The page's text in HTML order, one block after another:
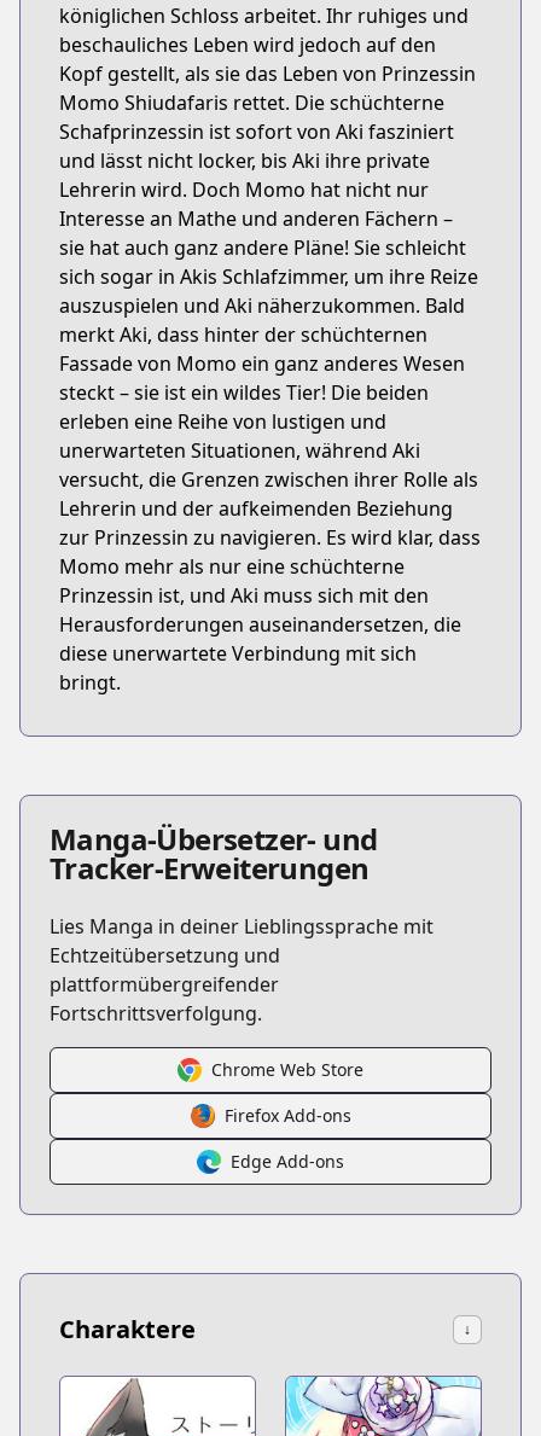
königlichen Schloss arbeitet. Ihr ruhiges und
beschauliches Leben wird jedoch auf den
Kopf gestellt, als sie das Leben von Prinzessin
Momo Shiudafaris rettet. Die schüchterne
Schafprinzessin ist sofort von Aki fasziniert
und lässt nicht locker, bis Aki ihre private
Lehrerin wird. Doch Momo hat nicht nur
Interesse an Mathe und anderen Fächern –
sie hat auch ganz andere Pläne! Sie schleicht
sich sogar in Akis Schlafzimmer, um ihre Reize
auszuspielen und Aki näherzukommen. Bald
merkt Aki, dass hinter der schüchternen
Fassade von Momo ein ganz anderes Wesen
steckt – sie ist ein wildes Tier! Die beiden
erleben eine Reihe von lustigen und
unerwarteten Situationen, während Aki
versucht, die Grenzen zwischen ihrer Rolle als
Lehrerin und der aufkeimenden Beziehung
zur Prinzessin zu navigieren. Es wird klar, dass
Momo mehr als nur eine schüchterne
Prinzessin ist, und Aki muss sich mit den
Herausforderungen auseinandersetzen, die
diese unerwartete Verbindung mit sich
bringt.
Manga-Übersetzer- und
Tracker-Erweiterungen
Lies Manga in deiner Lieblingssprache mit
Echtzeitübersetzung und
plattformübergreifender
Fortschrittsverfolgung.
Chrome Web Store
Firefox Add-ons
Edge Add-ons
Charaktere ↓